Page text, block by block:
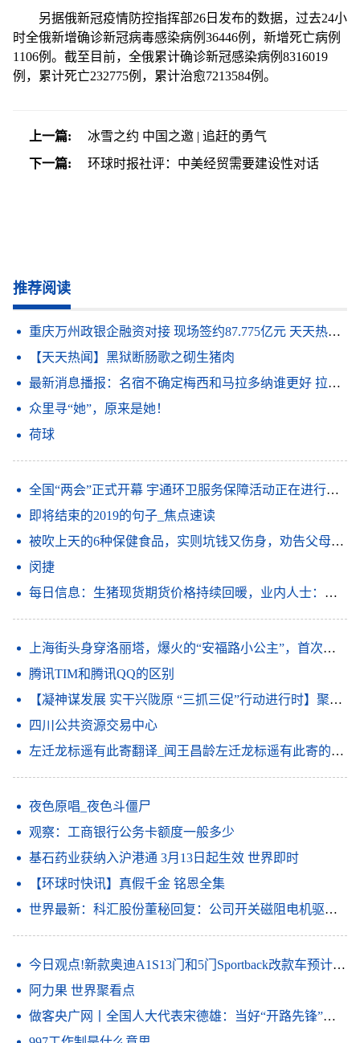
另据俄新冠疫情防控指挥部26日发布的数据，过去24小
时全俄新增确诊新冠病毒感染病例36446例，新增死亡病例
1106例。截至目前，全俄累计确诊新冠感染病例8316019
例，累计死亡232775例，累计治愈7213584例。
上一篇:
冰雪之约 中国之邀 | 追赶的勇气
下一篇:
环球时报社评：中美经贸需要建设性对话
推荐阅读
重庆万州政银企融资对接 现场签约87.775亿元 天天热点评
【天天热闻】黑狱断肠歌之砌生猪肉
最新消息播报：名宿不确定梅西和马拉多纳谁更好 拉波尔塔谈梅西离队我必须做出这样的决定俱乐部高于所有人_观天下
众里寻“她”，原来是她！
荷球
全国“两会”正式开幕 宇通环卫服务保障活动正在进行时 信息
即将结束的2019的句子_焦点速读
被吹上天的6种保健食品，实则坑钱又伤身，劝告父母：谨慎购买|世界要闻
闵捷
每日信息：生猪现货期货价格持续回暖，业内人士：产业行稳致远还需强链补链
上海街头身穿洛丽塔，爆火的“安福路小公主”，首次回应性别疑问
腾讯TIM和腾讯QQ的区别
【凝神谋发展 实干兴陇原 “三抓三促”行动进行时】聚焦短板补弱项 放大优势强特色——金塔县深入开展“三抓三促”行动
四川公共资源交易中心
左迁龙标遥有此寄翻译_闻王昌龄左迁龙标遥有此寄的意思_天天速看料
夜色原唱_夜色斗僵尸
观察：工商银行公务卡额度一般多少
基石药业获纳入沪港通 3月13日起生效 世界即时
【环球时快讯】真假千金 铭恩全集
世界最新：科汇股份董秘回复：公司开关磁阻电机驱动系统入选第六批山东省制造业单项冠军产品
今日观点!新款奥迪A1S13门和5门Sportback改款车预计将于上半年投放市场
阿力果 世界聚看点
做客央广网丨全国人大代表宋德雄：当好“开路先锋”打造区域科技创新中心